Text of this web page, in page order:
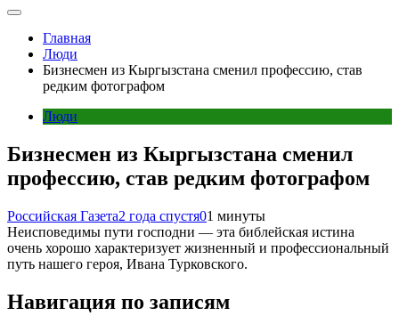
Главная
Люди
Бизнесмен из Кыргызстана сменил профессию, став
редким фотографом
Люди
Бизнесмен из Кыргызстана сменил
профессию, став редким фотографом
Российская Газета2 года спустя01 минуты
Неисповедимы пути господни — эта библейская истина
очень хорошо характеризует жизненный и профессиональный
путь нашего героя, Ивана Турковского.
Навигация по записям